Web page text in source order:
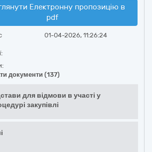
Електронну пропозицію в
pdf
01-04-2026, 11:26:24
документи (137)
для відмови в участі у
закупівлі